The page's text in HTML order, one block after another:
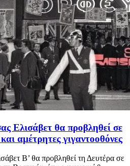
Ελισάβετ θα προβληθεί σε
αμέτρητες γιγαντοοθόνες
Β’ θα προβληθεί τη Δευτέρα σε